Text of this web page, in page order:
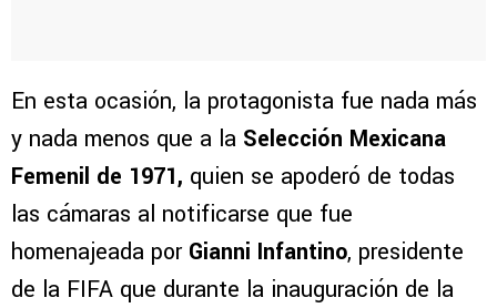
En esta ocasión, la protagonista fue nada más
y nada menos que a la Selección Mexicana
Femenil de 1971, quien se apoderó de todas
las cámaras al notificarse que fue
homenajeada porGianni Infantino, presidente
de la FIFA que durante la inauguración de la